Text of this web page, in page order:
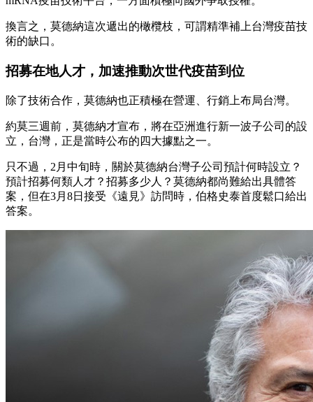
換言之，莫德納這次遞出的橄欖枝，可謂精準補上台灣疫苗技
術的缺口。
招募在地人才，加速推動次世代疫苗到位
除了技術合作，莫德納也正積極在營運、行銷上布局台灣。
約莫三週前，莫德納才宣布，將在亞洲進行新一波子公司的設
立，台灣，正是當時公布的四大據點之一。
只不過，2月中旬時，關於莫德納台灣子公司預計何時設立？
預計招募何類人才？招募多少人？莫德納都尚難給出具體答
案，但在3月8日接受《遠見》訪問時，伯格史泰首度鬆口給出
答案。